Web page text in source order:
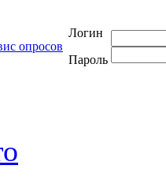
Логин
Пароль